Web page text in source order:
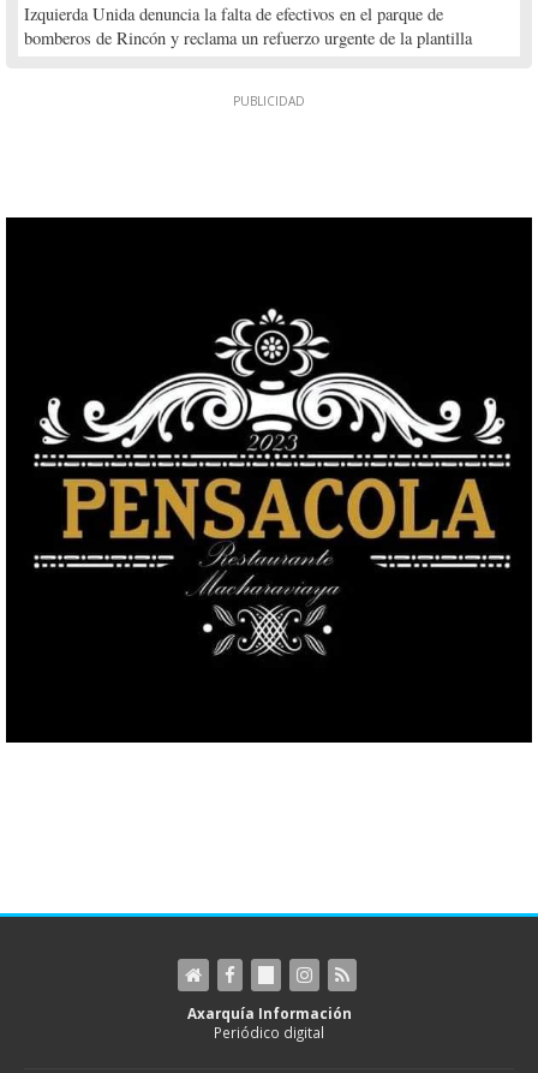
Izquierda Unida denuncia la falta de efectivos en el parque de
bomberos de Rincón y reclama un refuerzo urgente de la plantilla
Axarquía Información
Periódico digital